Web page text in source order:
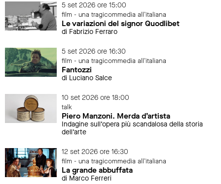
5 set 2026 ore 15:00
film - una tragicommedia all'italiana
Le variazioni del signor Quodlibet
di Fabrizio Ferraro
5 set 2026 ore 16:30
film - una tragicommedia all'italiana
Fantozzi
di Luciano Salce
10 set 2026 ore 18:00
talk
Piero Manzoni. Merda d’artista
Indagine sull’opera più scandalosa della storia
dell’arte
12 set 2026 ore 16:30
film - una tragicommedia all'italiana
La grande abbuffata
di Marco Ferreri